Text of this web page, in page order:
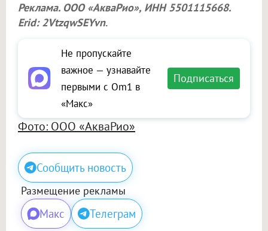
Реклама. ООО «АкваРио», ИНН 5501115668.
Erid: 2VtzqwSEYvn.
Не пропускайте
важное — узнавайте
первыми с Om1 в
«Макс»
Подписаться
Фото: ООО «АкваРио»
Сообщить новость
Размещение рекламы
Макс Телеграм